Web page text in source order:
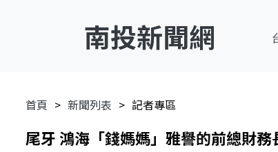
南投新聞網
首頁 新聞列表 記者專區
尾牙 鴻海「錢媽媽」雅譽的前總財